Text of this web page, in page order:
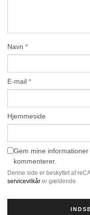
Navn *
E-mail *
Hjemmeside
Gem mine
kommenterer.
Denne side er beskyttet af
servicevilkår er gældende.